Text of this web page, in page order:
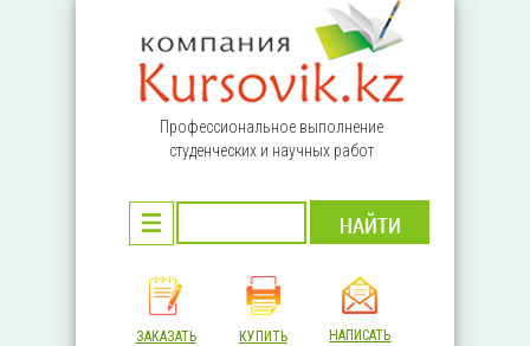
Профессиональное выполнение
студенческих и научных работ
ЗАКАЗАТЬ
КУПИТЬ
НАПИСАТЬ